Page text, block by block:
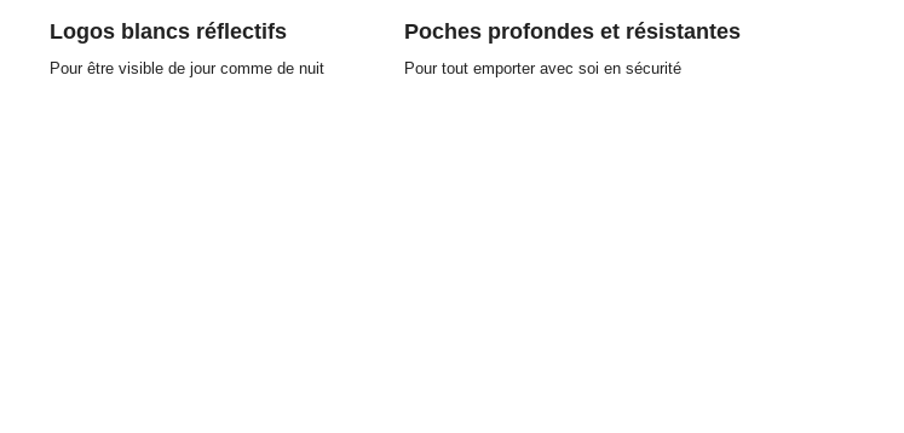
Logos blancs réflectifs
Pour être visible de jour comme de nuit
Poches profondes et résistantes
Pour tout emporter avec soi en sécurité